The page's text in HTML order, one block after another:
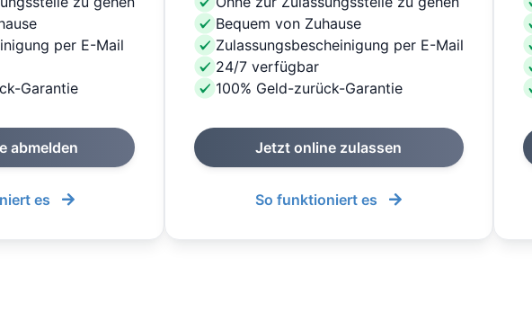
per E-Mail
Garantie
abmelden
es
Bequem von Zuhause
Zulassungsbescheinigung per E-Mail
24/7 verfügbar
100% Geld-zurück-Garantie
Jetzt online zulassen
So funktioniert es